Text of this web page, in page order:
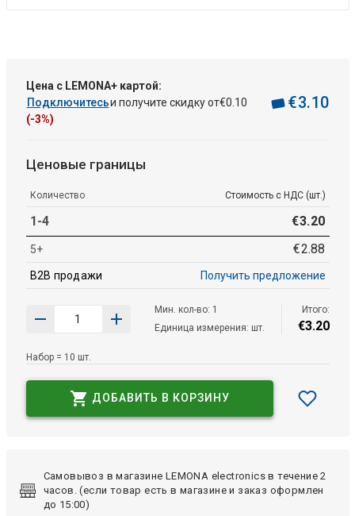
Цена с LEMONA+ картой:
Подключитесьи получите скидку от€0 10
(-3%)
€3.10
Ценовые границы
Количество Стоимость с НДС (шт.)
1-4 €3.20
5+ €2.88
B2B продажи Получить предложение
Мин. кол-во: 1
Единица измерения: шт.
Итого:
€3.20
Набор = 10 шт.
ДОБАВИТЬ В КОРЗИНУ
Самовывоз в магазине LEMONA electronics в течение 2
часов. (если товар есть в магазине и заказ оформлен
до 15:00)